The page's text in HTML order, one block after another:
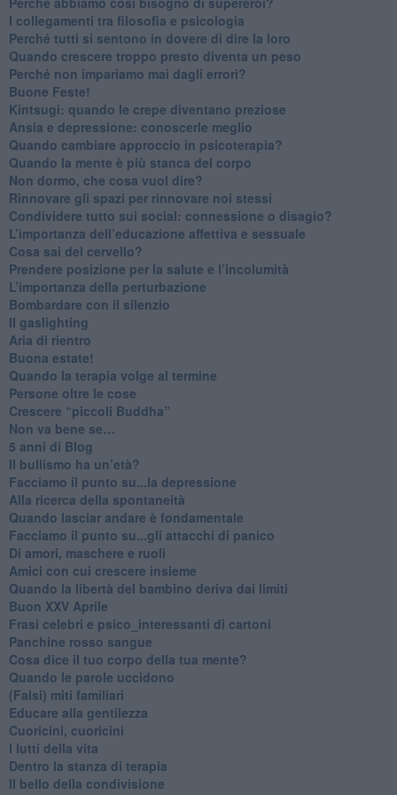
​I collegamenti tra filosofia e psicologia
​Perché tutti si sentono in dovere di dire la loro
​Quando crescere troppo presto diventa un peso
​Perché non impariamo mai dagli errori?
​Buone Feste!
​Kintsugi: quando le crepe diventano preziose
Ansia e depressione: conoscerle meglio
Quando cambiare approccio in psicoterapia?
​Quando la mente è più stanca del corpo
Non dormo, che cosa vuol dire?
​Rinnovare gli spazi per rinnovare noi stessi
​Condividere tutto sui social: connessione o disagio?
​L’importanza dell’educazione affettiva e sessuale
​Cosa sai del cervello?
Prendere posizione per la salute e l’incolumità
L’importanza della perturbazione
​Bombardare con il silenzio
Il gaslighting
Aria di rientro
Buona estate!
​Quando la terapia volge al termine
​Persone oltre le cose
​Crescere “piccoli Buddha”
Non va bene se…
​5 anni di Blog
​Il bullismo ha un’età?
Facciamo il punto su...la depressione
​Alla ricerca della spontaneità
​Quando lasciar andare è fondamentale
Facciamo il punto su...gli attacchi di panico
Di amori, maschere e ruoli
​Amici con cui crescere insieme
​Quando la libertà del bambino deriva dai limiti
Buon XXV Aprile
​Frasi celebri e psico_interessanti di cartoni
​Panchine rosso sangue
​Cosa dice il tuo corpo della tua mente?
​Quando le parole uccidono
​(Falsi) miti familiari
​Educare alla gentilezza
​Cuoricini, cuoricini
I lutti della vita
​Dentro la stanza di terapia
​Il bello della condivisione